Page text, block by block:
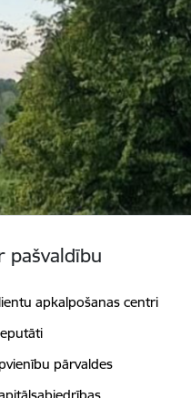
pašvaldību
apkalpošanas centri
pārvaldes